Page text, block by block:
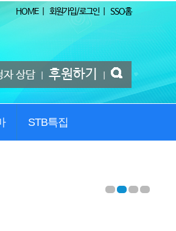
HOME| 회원가입/로그인 SSO홈
자 상담 후원하기
STB특집